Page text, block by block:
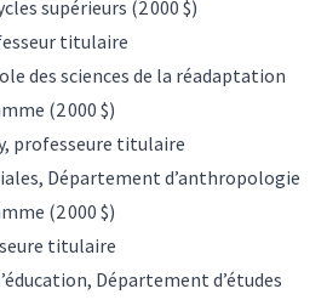
supérieurs (2 000 $)
titulaire
des sciences de la réadaptation
(2 000 $)
professeure titulaire
Département d’anthropologie
(2 000 $)
titulaire
Département d’études